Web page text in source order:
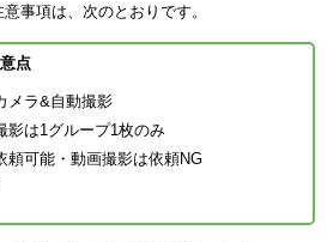
事項は、次のとおりです。
点
メラ&自動撮影
影は1グループ1枚のみ
頼可能・動画撮影は依頼NG